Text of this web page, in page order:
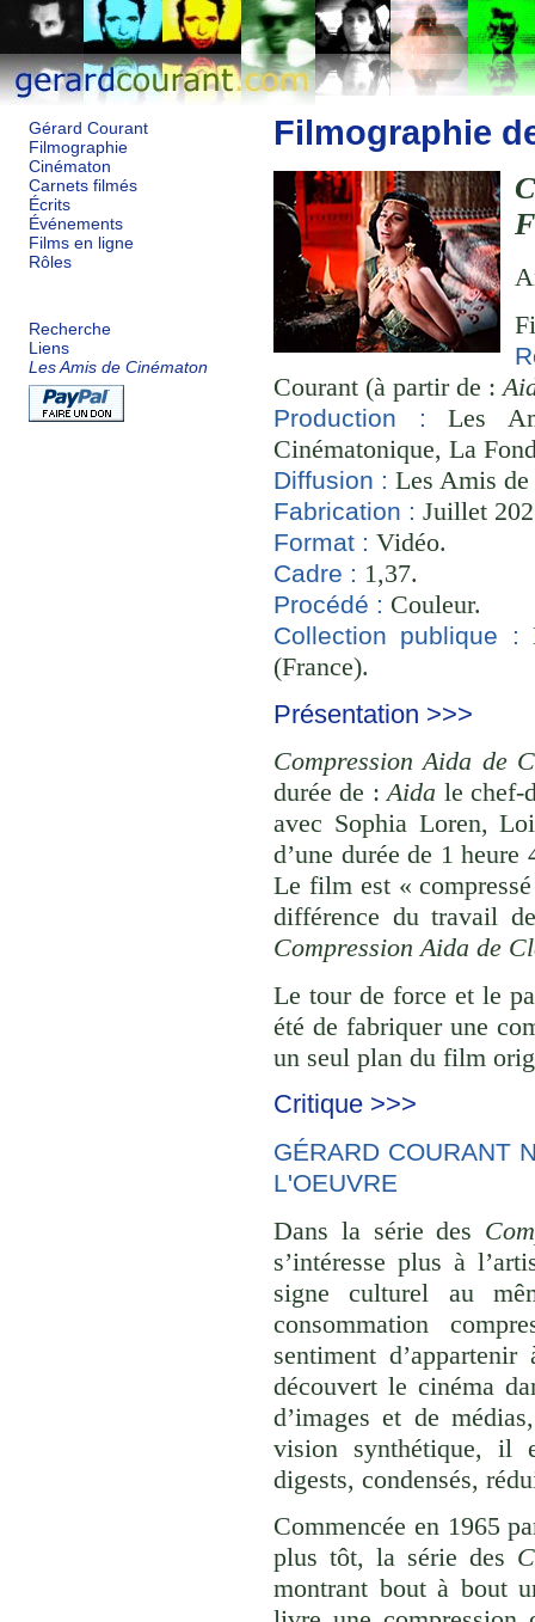
Gérard Courant
Filmographie
Cinématon
Carnets filmés
Écrits
Événements
Films en ligne
Rôles
Recherche
Liens
Les Amis de Cinématon
Filmographie
Courant (à partir de :
Production :
Les
Cinématonique, La
Diffusion : Les Amis
Fabrication : Juillet
Format : Vidéo.
Cadre : 1,37.
Procédé : Couleur.
Collection publique :
(France).
Présentation >>>
Compression Aida de
durée de :Aida le chef-
avec Sophia Loren,
d’une durée de 1
Le film est «
différence du travail
Compression Aida de
Le tour de force et le
été de fabriquer une
un seul plan du film
Critique >>>
GÉRARD COURANT
L'OEUVRE
Dans la série des
s’intéresse plus à
signe culturel au
consommation
sentiment
découvert le cinéma
d’images et de
vision synthétique, il
digests, condensés,
Commencée en 1965
plus tôt, la série des
montrant bout à bout